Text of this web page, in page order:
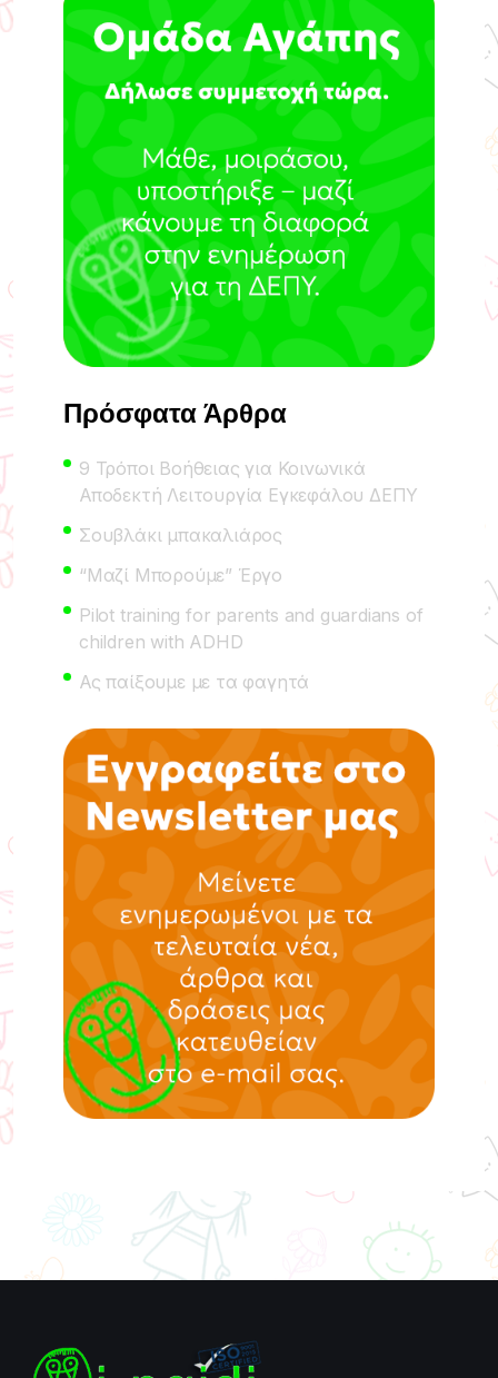
Πρόσφατα Άρθρα
9 Τρόποι Βοήθειας για Κοινωνικά
Αποδεκτή Λειτουργία Εγκεφάλου ΔΕΠΥ
Σουβλάκι μπακαλιάρος
“Μαζί Μπορούμε” Έργο
Pilot training for parents and guardians of
children with ADHD
Ας παίξουμε με τα φαγητά